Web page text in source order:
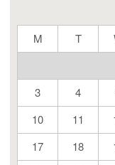
M T
3
4
10
11
17
18